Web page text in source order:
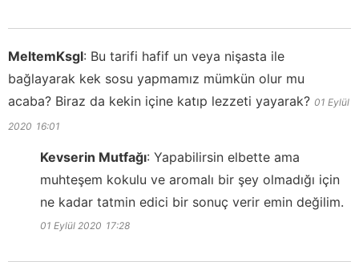
MeltemKsgl: Bu tarifi hafif un veya nişasta ile
bağlayarak kek sosu yapmamız mümkün olur mu
acaba? Biraz da kekin içine katıp lezzeti yayarak? 01 Eylül
2020 16:01
Kevserin Mutfağı: Yapabilirsin elbette ama
muhteşem kokulu ve aromalı bir şey olmadığı için
ne kadar tatmin edici bir sonuç verir emin değilim.
01 Eylül 2020 17:28